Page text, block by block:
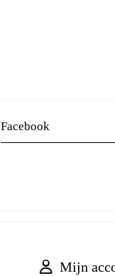
Facebook
Mijn